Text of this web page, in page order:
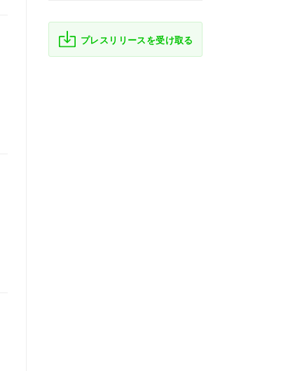
プレスリリースを受け取る